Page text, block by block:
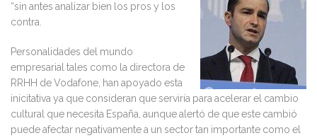
“sin antes analizar bien los pros y los
contra.
Personalidades del mundo
empresarial tales como la directora de
RRHH de Vodafone, han apoyado esta
inicitativa ya que consideran que serviría para acelerar el cambio
cultural que necesita España, aunque alertó de que este cambió
puede afectar negativamente a un sector tan importante como el